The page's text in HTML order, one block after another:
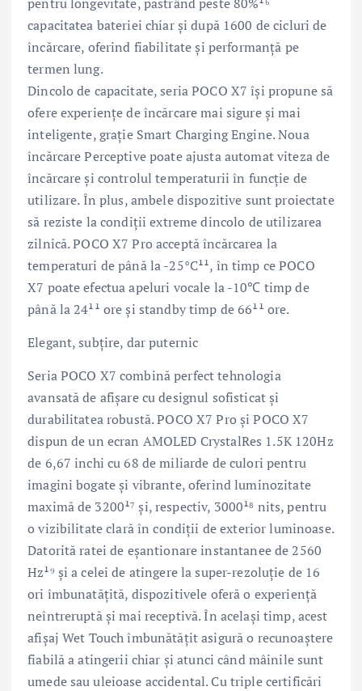
capacitatea bateriei chiar și după 1600 de cicluri de
încărcare, oferind fiabilitate și performanță pe
termen lung.
Dincolo de capacitate, seria POCO X7 își propune să
ofere experiențe de încărcare mai sigure și mai
inteligente, grație Smart Charging Engine. Noua
încărcare Perceptive poate ajusta automat viteza de
încărcare și controlul temperaturii în funcție de
utilizare. În plus, ambele dispozitive sunt proiectate
să reziste la condiții extreme dincolo de utilizarea
zilnică. POCO X7 Pro acceptă încărcarea la
temperaturi de până la -25°C¹¹, în timp ce POCO
X7 poate efectua apeluri vocale la -10℃ timp de
până la 24¹¹ ore și standby timp de 66¹¹ ore.
Elegant, subțire, dar puternic
Seria POCO X7 combină perfect tehnologia
avansată de afișare cu designul sofisticat și
durabilitatea robustă. POCO X7 Pro și POCO X7
dispun de un ecran AMOLED CrystalRes 1.5K 120Hz
de 6,67 inchi cu 68 de miliarde de culori pentru
imagini bogate și vibrante, oferind luminozitate
maximă de 3200¹⁷ și, respectiv, 3000¹⁸ nits, pentru
o vizibilitate clară în condiții de exterior luminoase.
Datorită ratei de eșantionare instantanee de 2560
Hz¹⁹ și a celei de atingere la super-rezoluție de 16
ori îmbunatățită, dispozitivele oferă o experiență
neîntreruptă și mai receptivă. În același timp, acest
afișaj Wet Touch îmbunătățit asigură o recunoaștere
fiabilă a atingerii chiar și atunci când mâinile sunt
umede sau uleioase accidental. Cu triple certificări